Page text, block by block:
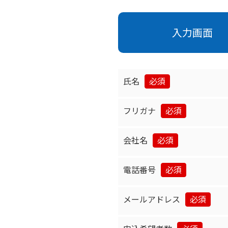
入力画面
氏名
フリガナ
会社名
電話番号
メールアドレス